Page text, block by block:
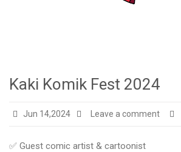
Kaki Komik Fest 2024
Jun 14,2024 Leave a comment
✅ Guest comic artist & cartoonist